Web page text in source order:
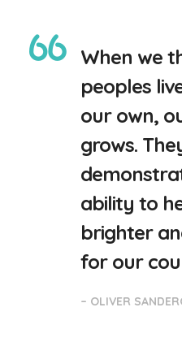
When we
peoples
our own,
grows.
ability to
brighter
for our
– OLIVER